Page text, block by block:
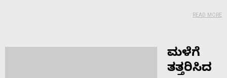
READ MORE
ಮಳೆಗೆ
ತತ್ತರಿಸಿದ